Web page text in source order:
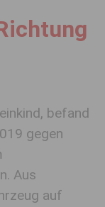
befand
gegen
Aus
auf